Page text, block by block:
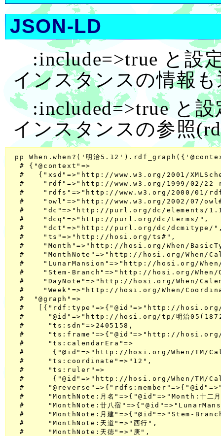
JSON-LD
:include=>true と設
インスタンスの情報
:included=>true と設
インスタンスの参照
pp When.when?('明治
  # {"@context"=>
#   {"xsd"=>"http://www.w3.org/2001/
#    "rdf"=>"http://www.w3.org/1999/02/
#    "rdfs"=>"http://www.w3.org/2000/01/
#    "owl"=>"http://www.w3.org/2002/07/
#    "dc"=>"http://purl.org/dc/elements/
  #    "dcq"=>"http://purl.org/dc/terms/",
#    "dct"=>"http://purl.org/dc/dcmitype/
  #    "ts"=>"http://hosi.org/ts#",
#    "Month"=>"http://hosi.org/When/
#    "MonthNote"=>"http://hosi.org/When/
#    "LunarMansion"=>"http://hosi.org/
#    "Stem-Branch"=>"http://hosi.org/When/
#    "DayNote"=>"http://hosi.org/When/
#    "Week"=>"http://hosi.org/When/
  #  "@graph"=>
#   [{"rdf:type"=>{"@id"=>"http://
#     "@id"=>"http://hosi.org/tp/明治
  #     "ts:sdn"=>2405158,
#     "ts:frame"=>{"@id"=>"http://
  #     "ts:calendarEra"=>
#      {"@id"=>"http://hosi.org/When/TM/
  #     "ts:coordinate"=>"12",
  #     "ts:ruler"=>
#      {"@id"=>"http://hosi.org/When/TM/
#
#     "MonthNote:月名"=>{"@id"=>"Month:十二
#     "MonthNote:廿八宿
#     "MonthNote:月建"=>{"@id"=>"Stem-
  #     "MonthNote:天道"=>"西行",
  #     "MonthNote:天徳"=>"庚",